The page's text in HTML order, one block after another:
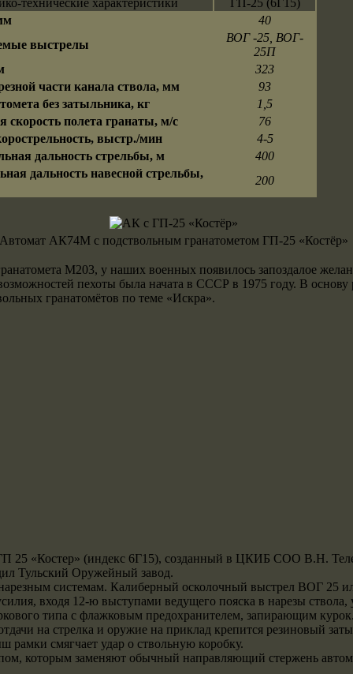
40
выстрелы
ВОГ -25, ВОГ-
25П
323
части канала ствола, мм
93
без затыльника, кг
1,5
скорость полета гранаты, м/с
76
выстр./мин
4-5
дальность стрельбы, м
400
дальность навесной стрельбы,
200
Автомат АК74М c подствольным гранатометом ГП-25 «Костёр»
М203, у наших военных появилось запоздалое
пехоты была начата в СССР в 1975 году. В
гранатомётов по теме «Искра».
25 «Костер» (индекс 6Г15), созданный в ЦКИБ СОО В.Н.
Тульский Оружейный завод.
нарезным системам. Калиберный осколочный выстрел ВОГ
входя 12-ю выступами ведущего пояска в нарезы
типа с флажковым предохранителем, запирающим
на стрелка и оружие на приклад крепится резиновый
рамки смягчает удар о ствольную коробку.
которым заменяют обычный направляющий стержень